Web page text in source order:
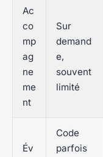
Ac
co
mp
ag
ne
me
nt
Sur
demand
e,
souvent
limité
Év
Code
parfois